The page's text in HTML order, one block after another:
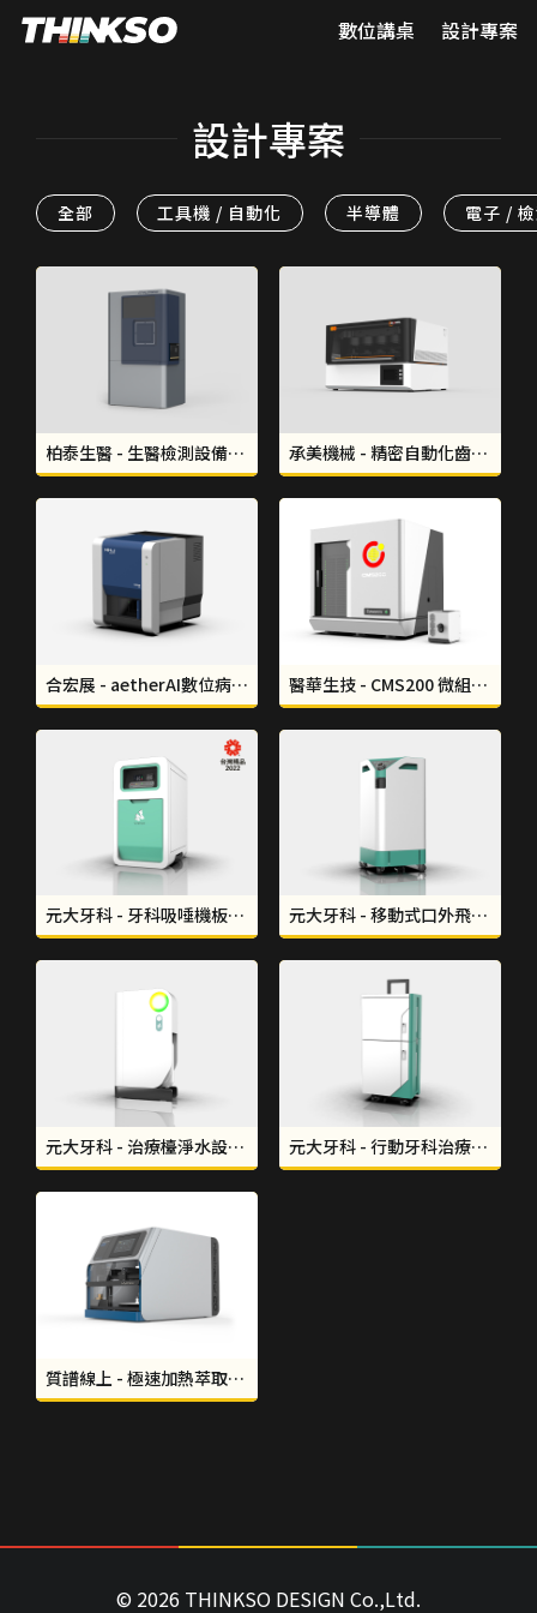
數位講桌 設計專案
設計專案
全部 工具機 / 自動化 半導體 電子 /
柏泰生醫 - 生醫檢測設備板金研發與醫療美學｜形碩設計 THINKSO 承美機械 - 精密自動化齒模成型機設計｜形碩設計 THINKSO
合宏展 - aetherAI數位病理切片掃描設備板金設計｜形碩設計 THINKSO 醫華生技 - CMS200 微組織細胞分取儀｜形碩設計THINKSO
元大牙科 - 牙科吸唾機板金設計｜形碩設計 THINKSO 元大牙科 - 移動式口外飛沫抽吸機板金設計｜形碩設計 THINKSO
元大牙科 - 治療檯淨水設備板金設計｜形碩設計 THINKSO 元大牙科 - 行動牙科治療台板金設計｜形碩設計 THINKSO
質譜線上 - 極速加熱萃取機板金設計｜形碩設計THINKSO
© 2026 THINKSO DESIGN Co.,Ltd.